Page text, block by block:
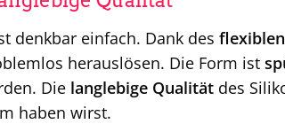
denkbar einfach. Dank des
herauslösen. Die Form ist
Die langlebige Qualität des
haben wirst.